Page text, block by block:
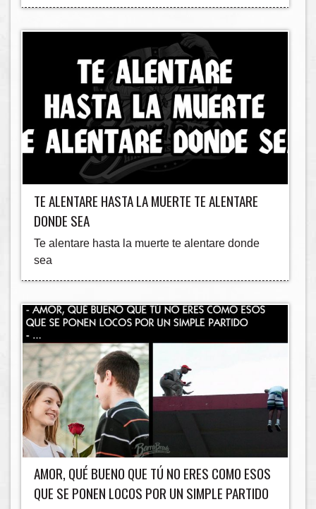
TE ALENTARE HASTA LA MUERTE TE ALENTARE
DONDE SEA
Te alentare hasta la muerte te alentare donde
sea
AMOR, QUÉ BUENO QUE TÚ NO ERES COMO ESOS
QUE SE PONEN LOCOS POR UN SIMPLE PARTIDO